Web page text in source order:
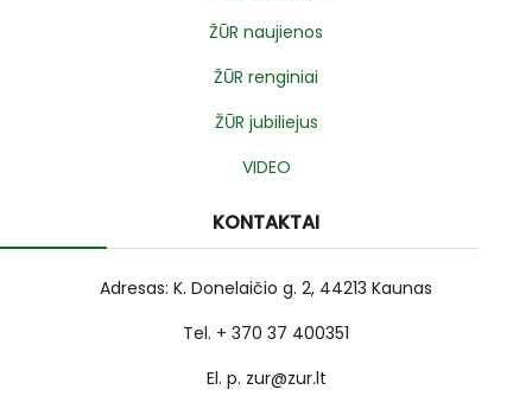
ŽŪR naujienos
ŽŪR renginiai
ŽŪR jubiliejus
VIDEO
KONTAKTAI
Adresas: K. Donelaičio g. 2, 44213 Kaunas
Tel. + 370 37 400351
El. p. zur@zur.lt